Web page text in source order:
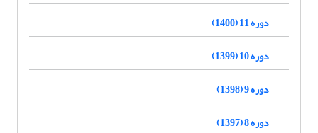
دوره 11 (1400)
دوره 10 (1399)
دوره 9 (1398)
دوره 8 (1397)